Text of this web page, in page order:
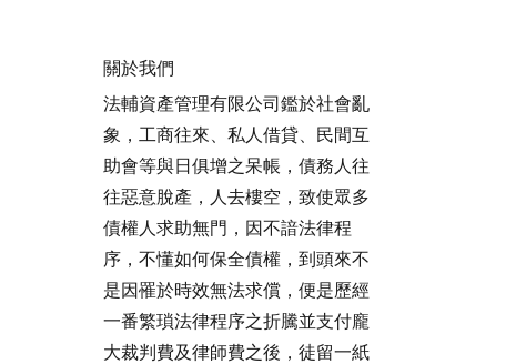
關於我們
法輔資產管理有限公司鑑於社會亂
象，工商往來、私人借貸、民間互
助會等與日俱增之呆帳，債務人往
往惡意脫產，人去樓空，致使眾多
債權人求助無門，因不諳法律程
序，不懂如何保全債權，到頭來不
是因罹於時效無法求償，便是歷經
一番繁瑣法律程序之折騰並支付龐
大裁判費及律師費之後，徒留一紙